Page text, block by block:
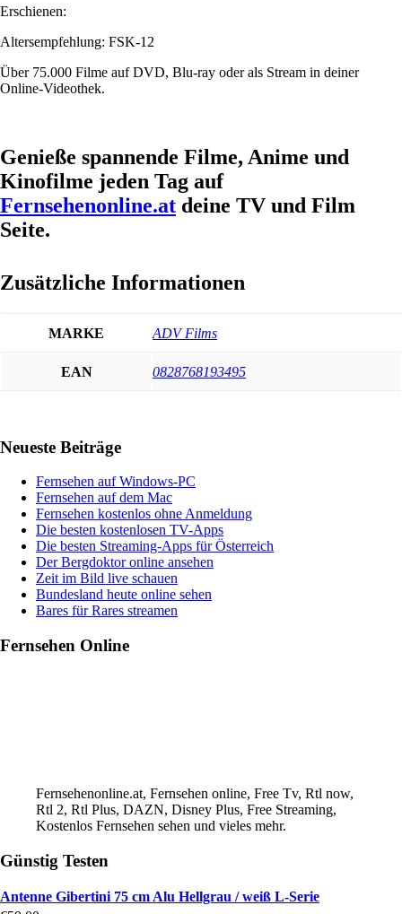
Erschienen:
Altersempfehlung: FSK-12
Über 75.000 Filme auf DVD, Blu-ray oder als Stream in deiner
Online-Videothek.
Genieße spannende Filme, Anime und
Kinofilme jeden Tag auf
Fernsehenonline.at deine TV und Film
Seite.
Zusätzliche Informationen
MARKE ADV Films
EAN 0828768193495
Sidebar
Neueste Beiträge
Fernsehen auf Windows-PC
Fernsehen auf dem Mac
Fernsehen kostenlos ohne Anmeldung
Die besten kostenlosen TV-Apps
Die besten Streaming-Apps für Österreich
Der Bergdoktor online ansehen
Zeit im Bild live schauen
Bundesland heute online sehen
Bares für Rares streamen
Fernsehen Online
Fernsehenonline.at, Fernsehen online, Free Tv, Rtl now,
Rtl 2, Rtl Plus, DAZN, Disney Plus, Free Streaming,
Kostenlos Fernsehen sehen und vieles mehr.
Günstig Testen
Antenne Gibertini 75 cm Alu Hellgrau / weiß L-Serie